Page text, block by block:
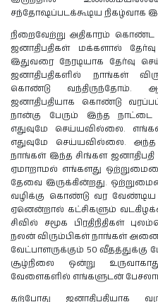
சந்தோஷப்படக்கூடிய நிகழ்வாக
நிறைவேற்று அதிகாரம் கொண்ட
ஜனாதிபதிகள் மக்களால்
இதுவரை நேரடியாக தேர்வு
ஜனாதிபதிகளில் நாங்கள்
கொண்டு வந்திருந்தோம்.
ஜனாதிபதியாக கொண்டு
நான்கு பேரும் இந்த
எதுவுமே செய்யவில்லை.
எதுவுமே செய்யவில்லை.
நாங்கள் இந்த சிங்கள
ஏமாறாமல் எங்களது
தேவை இருக்கின்றது.
வழிக்கு கொண்டு வர வேண்டிய
ஏனென்றால் கட்சிகளும்
சிவில் சமூக பிரதிநிதிகள்
நலன் விரும்பிகள் நாங்கள்
வேட்பாளருக்கும் 50 வீதத்துக்கு
சூழ்நிலை ஒன்று
வேளைகளில் எங்களுடன்
தற்போது ஜனாதிபதியாக